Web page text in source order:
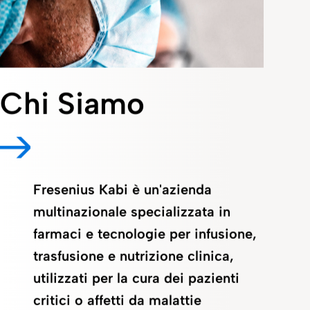
Chi Siamo
Fresenius Kabi è un'azienda
multinazionale specializzata in
farmaci e tecnologie per infusione,
trasfusione e nutrizione clinica,
utilizzati per la cura dei pazienti
critici o affetti da malattie